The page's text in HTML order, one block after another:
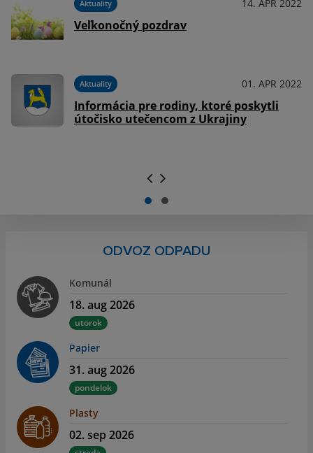
Aktuality 14. APR 2022
Veľkonočný pozdrav
Aktuality 01. APR 2022
Informácia pre rodiny, ktoré poskytli
útočisko utečencom z Ukrajiny
ODVOZ ODPADU
Komunál
18. aug 2026
utorok
Papier
31. aug 2026
pondelok
Plasty
02. sep 2026